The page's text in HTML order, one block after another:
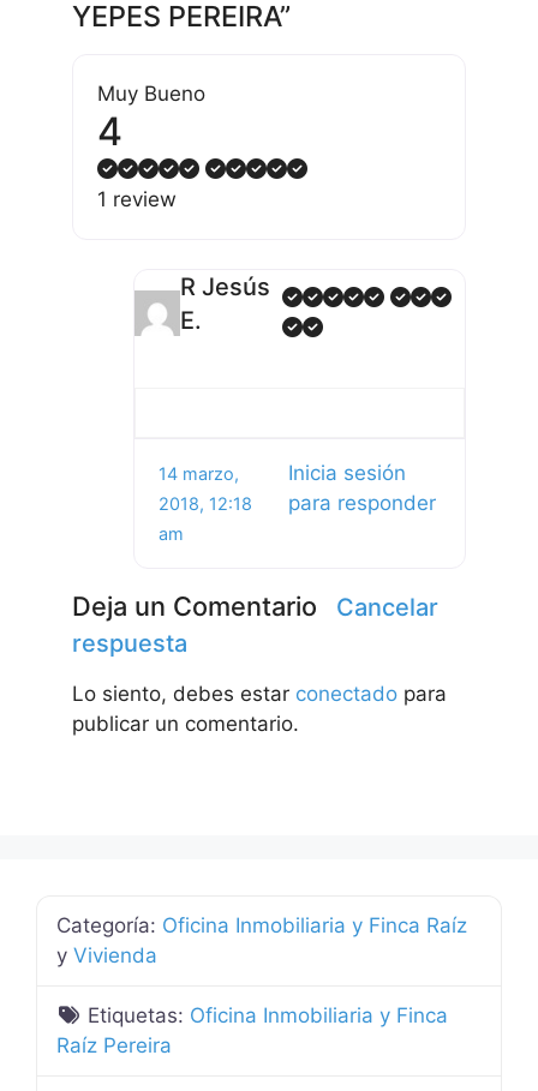
YEPES PEREIRA”
Muy Bueno
4
1 review
R Jesús
E.
14 marzo,
2018, 12:18
am
Inicia sesión
para responder
Deja un Comentario
Cancelar
respuesta
Lo siento, debes estar conectado para
publicar un comentario.
Categoría: Oficina Inmobiliaria y Finca Raíz
y Vivienda
Etiquetas: Oficina Inmobiliaria y Finca
Raíz Pereira